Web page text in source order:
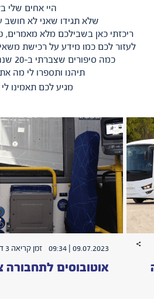
היי אחים שלי
שלא תגידו שאני לא חושב
ריכזתי כאן בשבילכם מלא מאמרים,
לעזור לכם כמו מידע על רכישת
כמה סיפורים שצברתי ב-20 שנה עבודה עם איסוזו.
תיהנו ותספרו לי מה
מגיע לכם תאמינו לי
09.07.2023 | 09:34 זמן קריאה 3 דק׳ בממוצע
אוטובוסים לתחבורה